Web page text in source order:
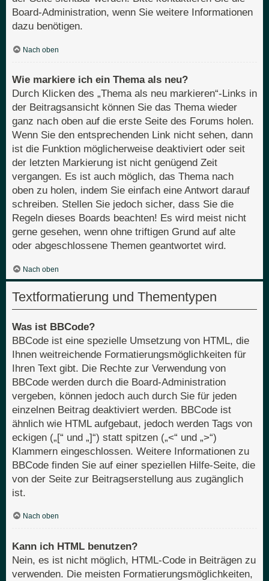
Board-Administration, wenn Sie weitere Informationen
dazu benötigen.
Nach oben
Wie markiere ich ein Thema als neu?
Durch Klicken des „Thema als neu markieren“-Links in
der Beitragsansicht können Sie das Thema wieder
ganz nach oben auf die erste Seite des Forums holen.
Wenn Sie den entsprechenden Link nicht sehen, dann
ist die Funktion möglicherweise deaktiviert oder seit
der letzten Markierung ist nicht genügend Zeit
vergangen. Es ist auch möglich, das Thema nach
oben zu holen, indem Sie einfach eine Antwort darauf
schreiben. Stellen Sie jedoch sicher, dass Sie die
Regeln dieses Boards beachten! Es wird meist nicht
gerne gesehen, wenn ohne triftigen Grund auf alte
oder abgeschlossene Themen geantwortet wird.
Nach oben
Textformatierung und Thementypen
Was ist BBCode?
BBCode ist eine spezielle Umsetzung von HTML, die
Ihnen weitreichende Formatierungsmöglichkeiten für
Ihren Text gibt. Die Rechte zur Verwendung von
BBCode werden durch die Board-Administration
vergeben, können jedoch auch durch Sie für jeden
einzelnen Beitrag deaktiviert werden. BBCode ist
ähnlich wie HTML aufgebaut, jedoch werden Tags von
eckigen („[“ und „]“) statt spitzen („<“ und „>“)
Klammern eingeschlossen. Weitere Informationen zu
BBCode finden Sie auf einer speziellen Hilfe-Seite, die
von der Seite zur Beitragserstellung aus zugänglich
ist.
Nach oben
Kann ich HTML benutzen?
Nein, es ist nicht möglich, HTML-Code in Beiträgen zu
verwenden. Die meisten Formatierungsmöglichkeiten,